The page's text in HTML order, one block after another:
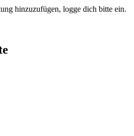
hinzuzufügen, logge dich bitte ein.